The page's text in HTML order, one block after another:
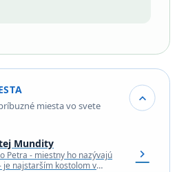
miesta vo svete expand_more
Mundity
Petra - miestny ho nazývajú
je najstarším kostolom v
chevron_right